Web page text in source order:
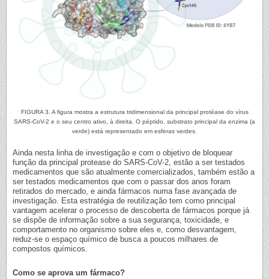
FIGURA 3. A figura mostra a estrutura tridimensional da principal protéase do vírus
SARS-CoV-2 e o seu centro ativo, à direita. O péptido, substrato principal da enzima (a
verde) está representado em esferas verdes.
Ainda nesta linha de investigação e com o objetivo de bloquear
função da principal protease do SARS-CoV-2, estão a ser testados
medicamentos que são atualmente comercializados, também estão a
ser testados medicamentos que com o passar dos anos foram
retirados do mercado, e ainda fármacos numa fase avançada de
investigação. Esta estratégia de reutilização tem como principal
vantagem acelerar o processo de descoberta de fármacos porque já
se dispõe de informação sobre a sua segurança, toxicidade, e
comportamento no organismo sobre eles e, como desvantagem,
reduz-se o espaço químico de busca a poucos milhares de
compostos químicos.
Como se aprova um fármaco?